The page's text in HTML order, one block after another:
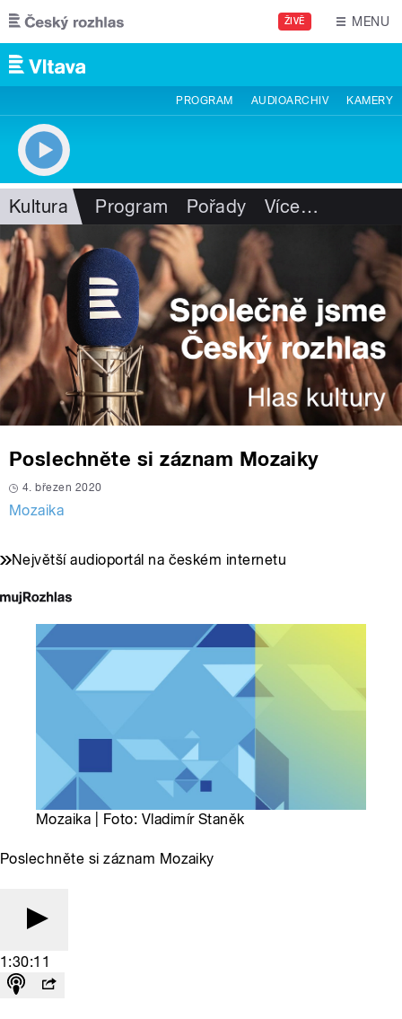
Přejít k hlavnímu obsahu
ŽIVĚ MENU
PROGRAM AUDIOARCHIV KAMERY
Kultura Program Pořady Více…
Poslechněte si záznam Mozaiky
4. březen 2020
Mozaika
Největší audioportál na českém internetu
Mozaika | Foto: Vladimír Staněk
Poslechněte si záznam Mozaiky
1:30:11